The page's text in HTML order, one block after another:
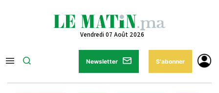
Vendredi 07 Août 2026
Newsletter S'abonner